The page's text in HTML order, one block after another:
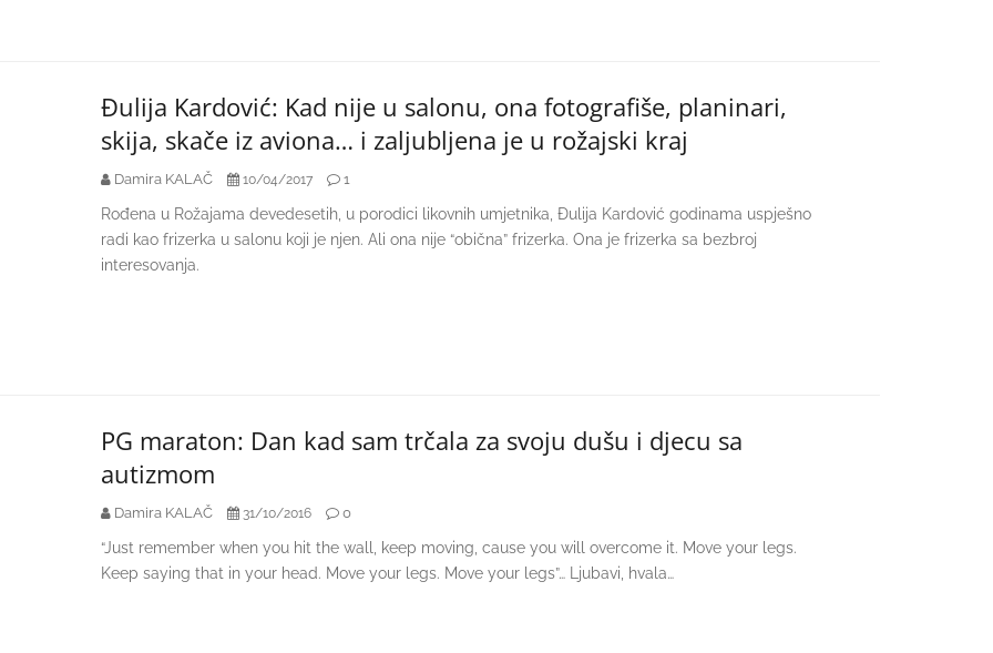
Đulija Kardović: Kad nije u salonu, ona fotografiše, planinari,
skija, skače iz aviona… i zaljubljena je u rožajski kraj
Damira KALAČ 10/04/2017 1
Rođena u Rožajama devedesetih, u porodici likovnih umjetnika, Đulija Kardović godinama uspješno
radi kao frizerka u salonu koji je njen. Ali ona nije “obična” frizerka. Ona je frizerka sa bezbroj
interesovanja.
PG maraton: Dan kad sam trčala za svoju dušu i djecu sa
autizmom
Damira KALAČ 31/10/2016 0
“Just remember when you hit the wall, keep moving, cause you will overcome it. Move your legs.
Keep saying that in your head. Move your legs. Move your legs”… Ljubavi, hvala…